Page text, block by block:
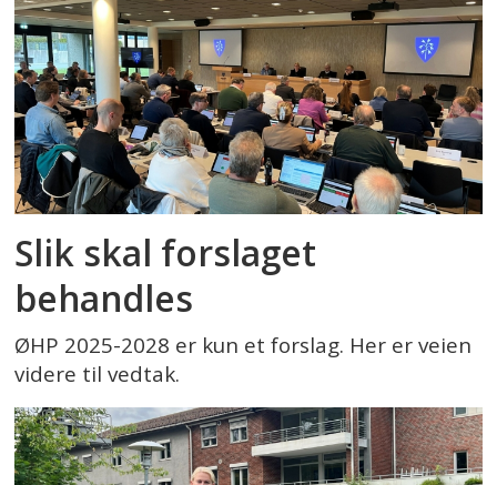
Slik skal forslaget
behandles
ØHP 2025-2028 er kun et forslag. Her er veien
videre til vedtak.